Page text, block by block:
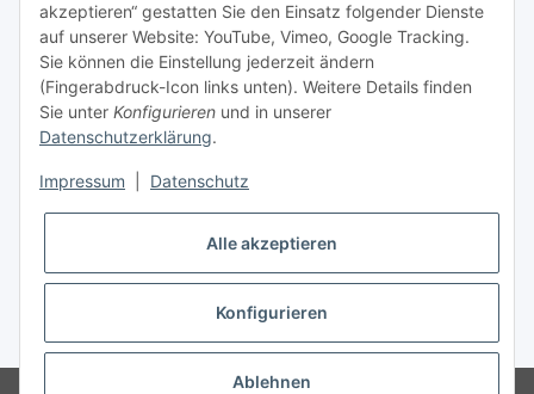
TiDis Druckerwerkstatt
TiDis PC & Notebookwerkstatt
TiDis eScooter Werkstatt
GIC (German Ink Company)
Der Refiller (Infoportal)
* Alle Preise inkl. gesetzlicher USt., zzgl.Versand
akzeptieren“ gestatten Sie den Einsatz folgender Dienste
auf unserer Website: YouTube, Vimeo, Google Tracking.
Sie können die Einstellung jederzeit ändern
(Fingerabdruck-Icon links unten). Weitere Details finden
Sie unter Konfigurieren und in unserer
Datenschutzerklärung.
Impressum Datenschutz
Alle akzeptieren
Konfigurieren
Ablehnen